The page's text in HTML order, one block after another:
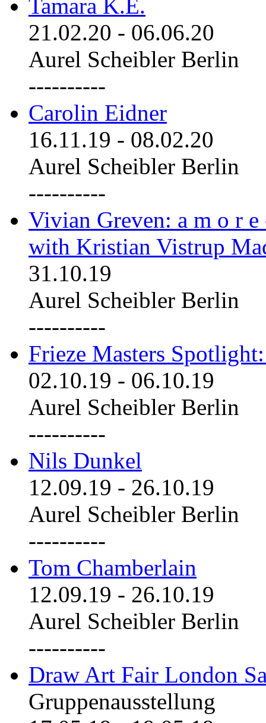
Tamara K.E.
21.02.20 - 06.06.20
Aurel Scheibler Berlin
----------
Carolin Eidner
16.11.19 - 08.02.20
Aurel Scheibler Berlin
----------
Vivian Greven: a m o r
with Kristian Vistrup
31.10.19
Aurel Scheibler Berlin
----------
Frieze Masters
02.10.19 - 06.10.19
Aurel Scheibler Berlin
----------
Nils Dunkel
12.09.19 - 26.10.19
Aurel Scheibler Berlin
----------
Tom Chamberlain
12.09.19 - 26.10.19
Aurel Scheibler Berlin
----------
Draw Art Fair London
Gruppenausstellung